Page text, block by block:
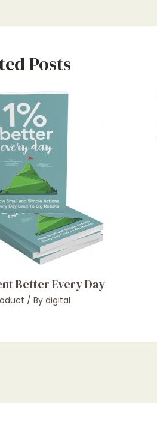
Posts
Better Every Day
/ By digital